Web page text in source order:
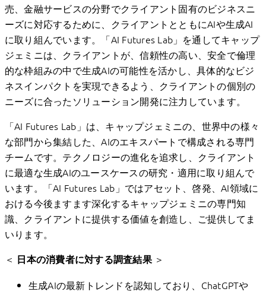
売、金融サービスの分野でクライアント固有のビジネスニ
ーズに対応するために、クライアントとともにAIや生成AI
に取り組んでいます。「AI Futures Lab」を通してキャップ
ジェミニは、クライアントが、信頼性の高い、安全で倫理
的な枠組みの中で生成AIの可能性を活かし、具体的なビジ
ネスインパクトを実現できるよう、クライアントの個別の
ニーズに合ったソリューション開発に注力しています。
「AI Futures Lab」は、キャップジェミニの、世界中の様々
な部門から集結した、AIのエキスパートで構成される専門
チームです。テクノロジーの進化を追求し、クライアント
に最適な生成AIのユースケースの研究・適用に取り組んで
います。「AI Futures Lab」ではアセット、啓発、AI領域に
おける今後ますます深化するキャップジェミニの専門知
識、クライアントに提供する価値を創造し、ご提供してま
いります。
＜
日本の消費者に対する調査結果＞
生成AIの最新トレンドを認知しており、ChatGPTや